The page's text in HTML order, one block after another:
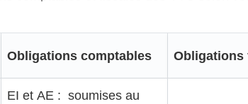
Obligations comptables Obligations
EI et AE : soumises au